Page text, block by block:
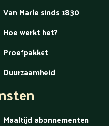
Van Marle sinds 1830
Hoe werkt het?
Proefpakket
Duurzaamheid
Maaltijd abonnementen